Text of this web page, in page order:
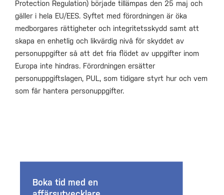
Protection Regulation) började tillämpas den 25 maj och
gäller i hela EU/EES. Syftet med förordningen är öka
medborgares rättigheter och integritetsskydd samt att
skapa en enhetlig och likvärdig nivå för skyddet av
personuppgifter så att det fria flödet av uppgifter inom
Europa inte hindras. Förordningen ersätter
personuppgiftslagen, PUL, som tidigare styrt hur och vem
som får hantera personuppgifter.
Boka tid med en